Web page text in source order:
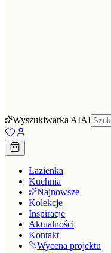
Wyszukiwarka AIAI
Łazienka
Kuchnia
Najnowsze
Kolekcje
Inspiracje
Aktualności
Kontakt
Wycena projektu